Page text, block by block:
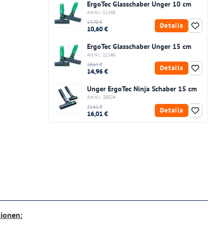
ErgoTec Glasschaber Unger 10 cm
Art.Nr.: 11148
14,70 €
10,60 € Details
ErgoTec Glasschaber Unger 15 cm
Art.Nr.: 11146
19,64 €
14,96 € Details
Unger ErgoTec Ninja Schaber 15 cm
Art.Nr.: 38824
21,61 €
16,01 € Details